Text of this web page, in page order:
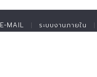
E-MAIL ระบบงานภายใน